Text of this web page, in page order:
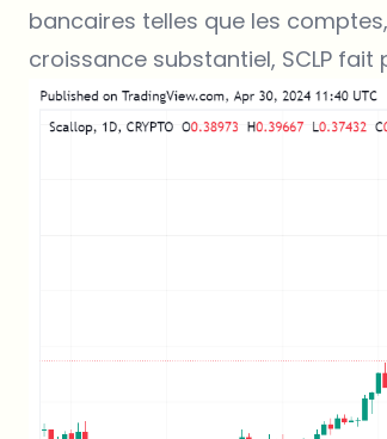
bancaires telles que les
croissance substantiel, SCLP fait